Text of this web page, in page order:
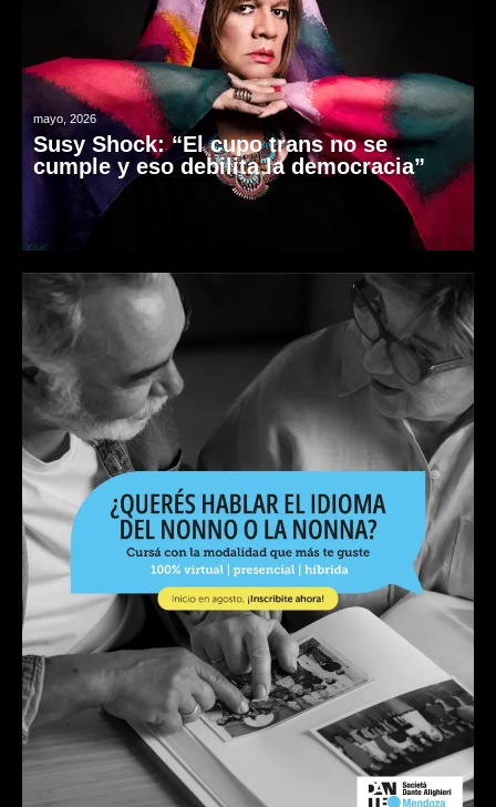
mayo, 2026
Susy Shock: “El cupo trans no se
cumple y eso debilita la democracia”